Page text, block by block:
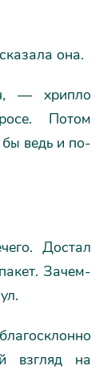
она.
— хрипло
Потом
ведь и по-
Достал
Зачем-
взгляд на